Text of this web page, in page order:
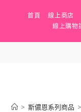
content
首頁 線上商店
線上購物
> 斯儂恩系列商品 >